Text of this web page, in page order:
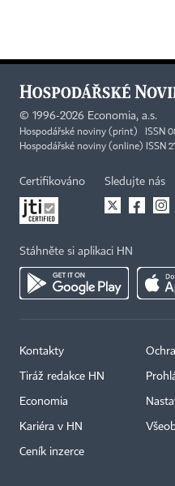
© 1996-2026 Economia, a.s.
Hospodářské noviny (print) ISSN
Hospodářské noviny (online) ISSN
Certifikováno Sledujte nás
Stáhněte si aplikaci HN
Kontakty
Tiráž redakce HN
Economia
Kariéra v HN
Ceník inzerce